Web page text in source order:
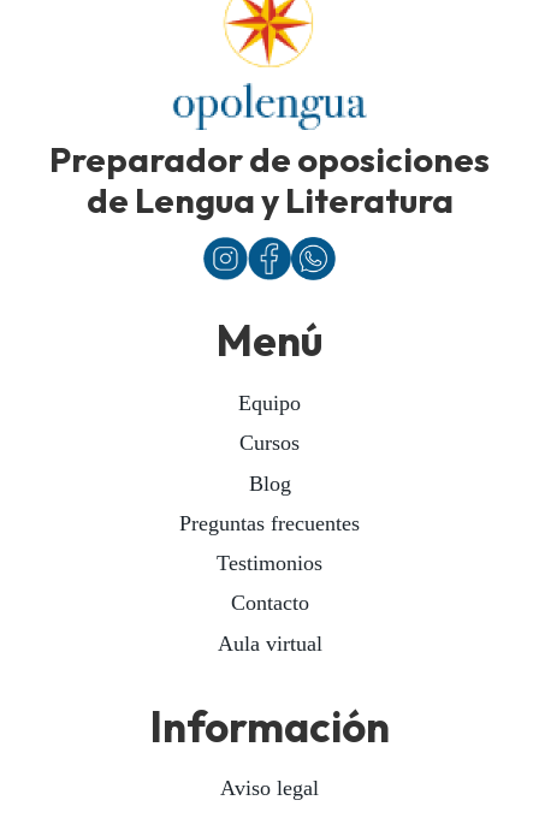
Preparador de oposiciones
de Lengua y Literatura
Menú
Equipo
Cursos
Blog
Preguntas frecuentes
Testimonios
Contacto
Aula virtual
Información
Aviso legal